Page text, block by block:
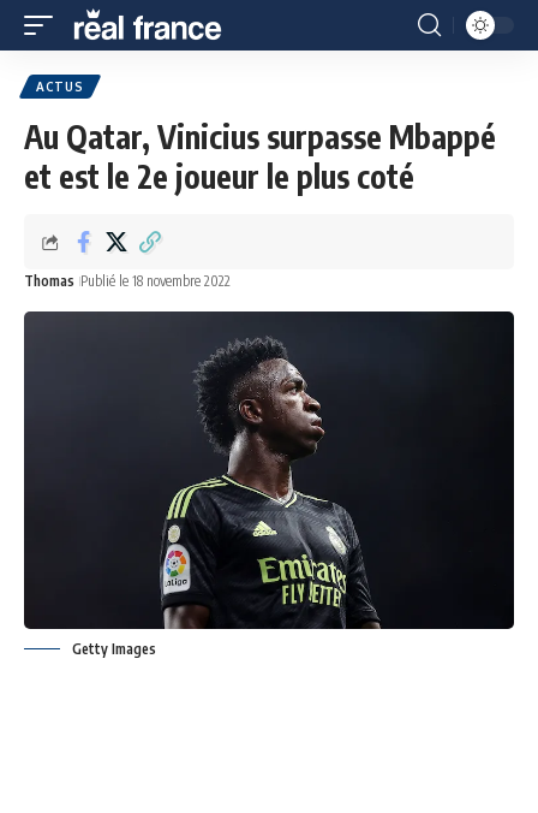
ACTUS
Au Qatar, Vinicius surpasse Mbappé
et est le 2e joueur le plus coté
Thomas Publié le 18 novembre 2022
Getty Images